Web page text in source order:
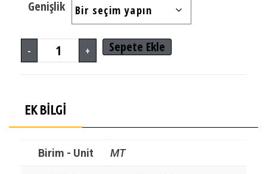
Genişlik
- + Sepete Ekle
EK BILGI
Birim - Unit MT